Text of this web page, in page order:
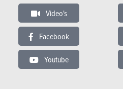
Video's
Facebook
Youtube
6.950 €
68 pk
Co2